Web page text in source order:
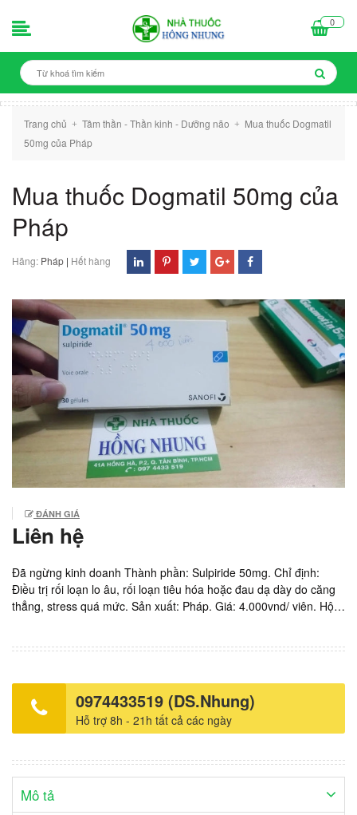
0
Trang chủ + Tâm thần - Thần kinh - Dưỡng não +
Mua thuốc Dogmatil
50mg của Pháp
Mua thuốc Dogmatil 50mg của
Pháp
Hãng: Pháp | Hết hàng
ĐÁNH GIÁ
Liên hệ
Đã ngừng kinh doanh Thành phần: Sulpiride 50mg. Chỉ định:
Điều trị rối loạn lo âu, rối loạn tiêu hóa hoặc đau dạ dày do căng
thẳng, stress quá mức. Sản xuất: Pháp. Giá: 4.000vnd/ viên. Hộp
0974433519 (DS.Nhung)
Hỗ trợ 8h - 21h tất cả các ngày
Mô tả